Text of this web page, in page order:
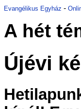
Evangélikus Egyház -
A hét
Újévi